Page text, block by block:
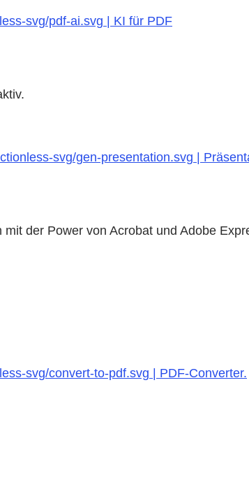
svg/pdf-ai.svg | KI für PDF
svg/gen-presentation.svg |
der Power von Acrobat und Adobe
svg/convert-to-pdf.svg | PDF-Converter.